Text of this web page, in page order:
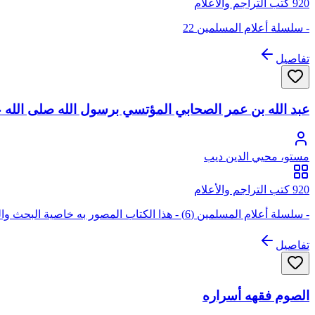
920 كتب التراجم والأعلام
- سلسلة أعلام المسلمين 22
تفاصيل
عبد الله بن عمر الصحابي المؤتسي برسول الله صلى الله
مستو، محيي الدين ديب
920 كتب التراجم والأعلام
- سلسلة أعلام المسلمين (6) - هذا الكتاب المصور به خاصية البحث والنسخ واللصق
تفاصيل
الصوم فقهه أسراره